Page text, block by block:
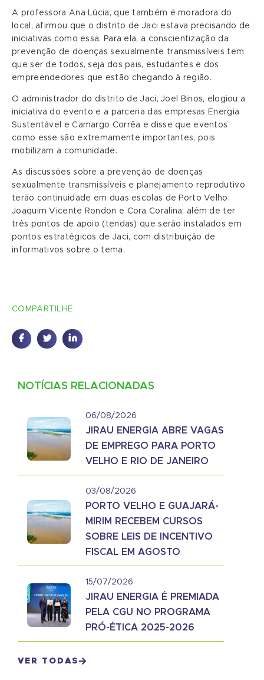
A professora Ana Lúcia, que também é moradora do
local, afirmou que o distrito de Jaci estava precisando de
iniciativas como essa. Para ela, a conscientização da
prevenção de doenças sexualmente transmissíveis tem
que ser de todos, seja dos pais, estudantes e dos
empreendedores que estão chegando à região.
O administrador do distrito de Jaci, Joel Binos, elogiou a
iniciativa do evento e a parceria das empresas Energia
Sustentável e Camargo Corrêa e disse que eventos
como esse são extremamente importantes, pois
mobilizam a comunidade.
As discussões sobre a prevenção de doenças
sexualmente transmissíveis e planejamento reprodutivo
terão continuidade em duas escolas de Porto Velho:
Joaquim Vicente Rondon e Cora Coralina; além de ter
três pontos de apoio (tendas) que serão instalados em
pontos estratégicos de Jaci, com distribuição de
informativos sobre o tema.
COMPARTILHE
NOTÍCIAS RELACIONADAS
06/08/2026
JIRAU ENERGIA ABRE VAGAS
DE EMPREGO PARA PORTO
VELHO E RIO DE JANEIRO
03/08/2026
PORTO VELHO E GUAJARÁ-
MIRIM RECEBEM CURSOS
SOBRE LEIS DE INCENTIVO
FISCAL EM AGOSTO
15/07/2026
JIRAU ENERGIA É PREMIADA
PELA CGU NO PROGRAMA
PRÓ-ÉTICA 2025-2026
VER TODAS